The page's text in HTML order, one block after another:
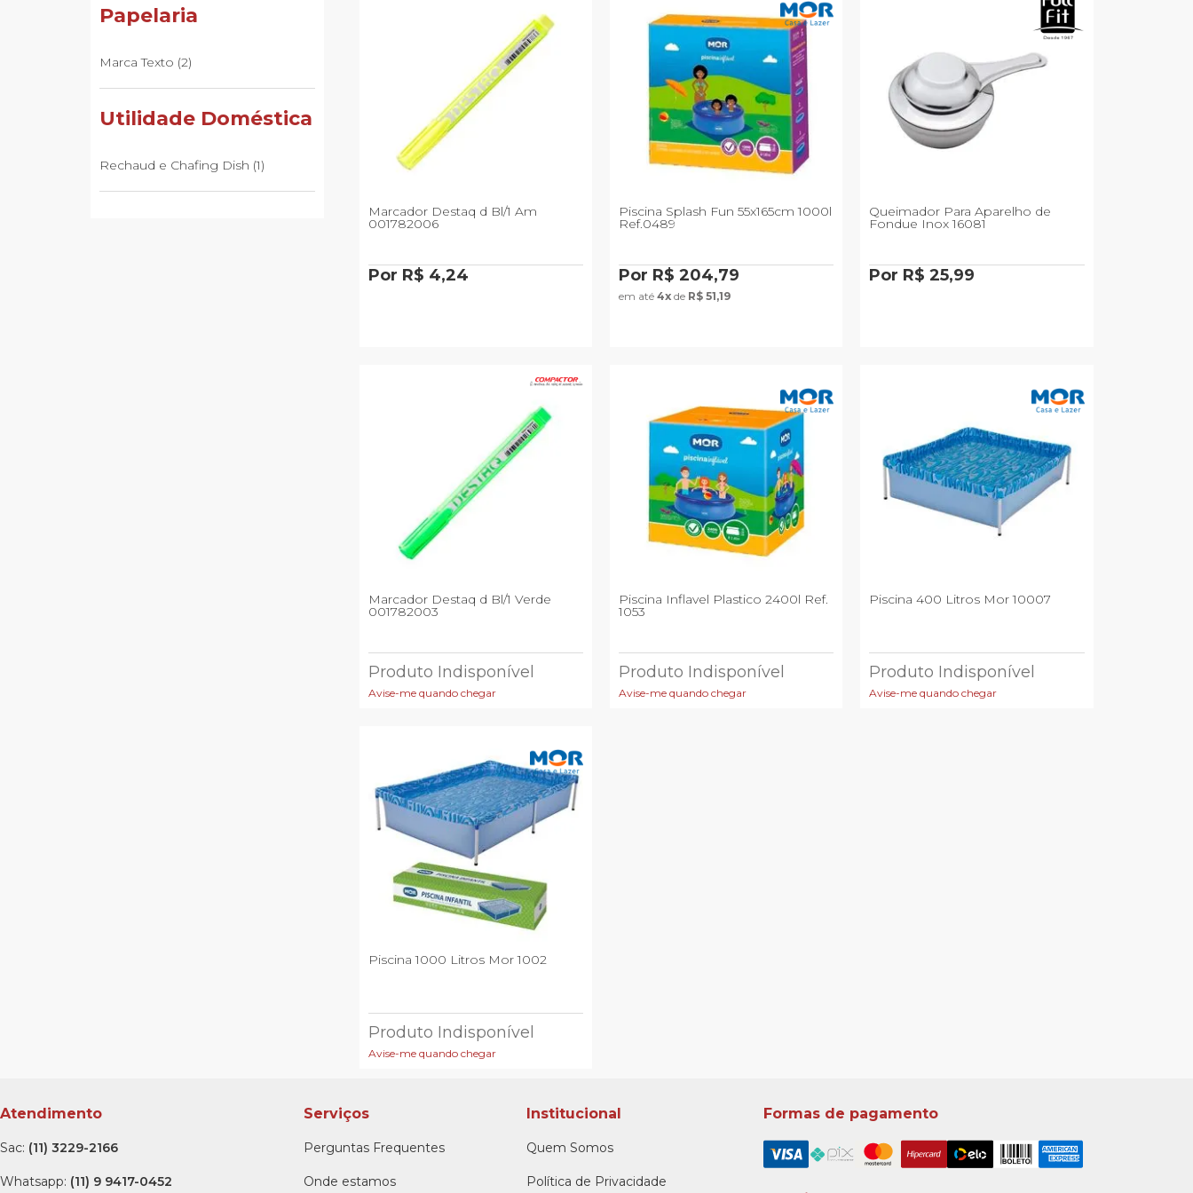
Cama, Mesa e Banho
Papelaria
Marca Texto (2)
Utilidade Doméstica
Rechaud e Chafing Dish (1)
Marcador Destaq d Bl/1 Am
001782006
Por R$ 4,24
Piscina Splash Fun 55x165cm 1000l
Ref.0489
Por R$ 204,79
em até 4xde R$ 51,19
Queimador Para Aparelho de
Fondue Inox 16081
Por R$ 25,99
Marcador Destaq d Bl/1 Verde
001782003
Produto Indisponível
Avise-me quando chegar
Piscina Inflavel Plastico 2400l Ref.
1053
Produto Indisponível
Avise-me quando chegar
Piscina 400 Litros Mor 10007
Produto Indisponível
Avise-me quando chegar
Piscina 1000 Litros Mor 1002
Produto Indisponível
Avise-me quando chegar
Atendimento
Sac: (11) 3229-2166
Whatsapp: (11) 9 9417-0452
Serviços
Perguntas Frequentes
Onde estamos
Institucional
Quem Somos
Política de Privacidade
Formas de pagamento